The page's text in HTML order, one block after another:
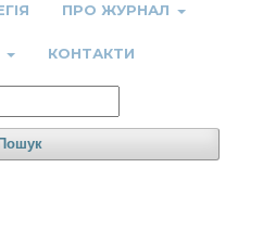
ПРО ЖУРНАЛ
КОНТАКТИ
Пошук